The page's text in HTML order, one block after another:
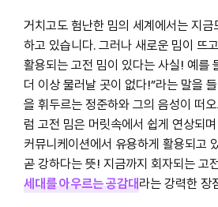
거치고도 험난한 밈의 세계에서는 지
하고 있습니다. 그러나 새로운 밈이 뜨
활용되는 고전 밈이 있다는 사실! 예를
더 이상 물러날 곳이 없다!”라는 말을
을 휘두르는 정준하와 그의 음성이 떠
럼 고전 밈은 머릿속에서 쉽게 연상되
커뮤니케이션에서 유용하게 활용되고
곧 강하다는 뜻! 지금까지 회자되는 고
세대를 아우르는 공감대라는 강력한 장